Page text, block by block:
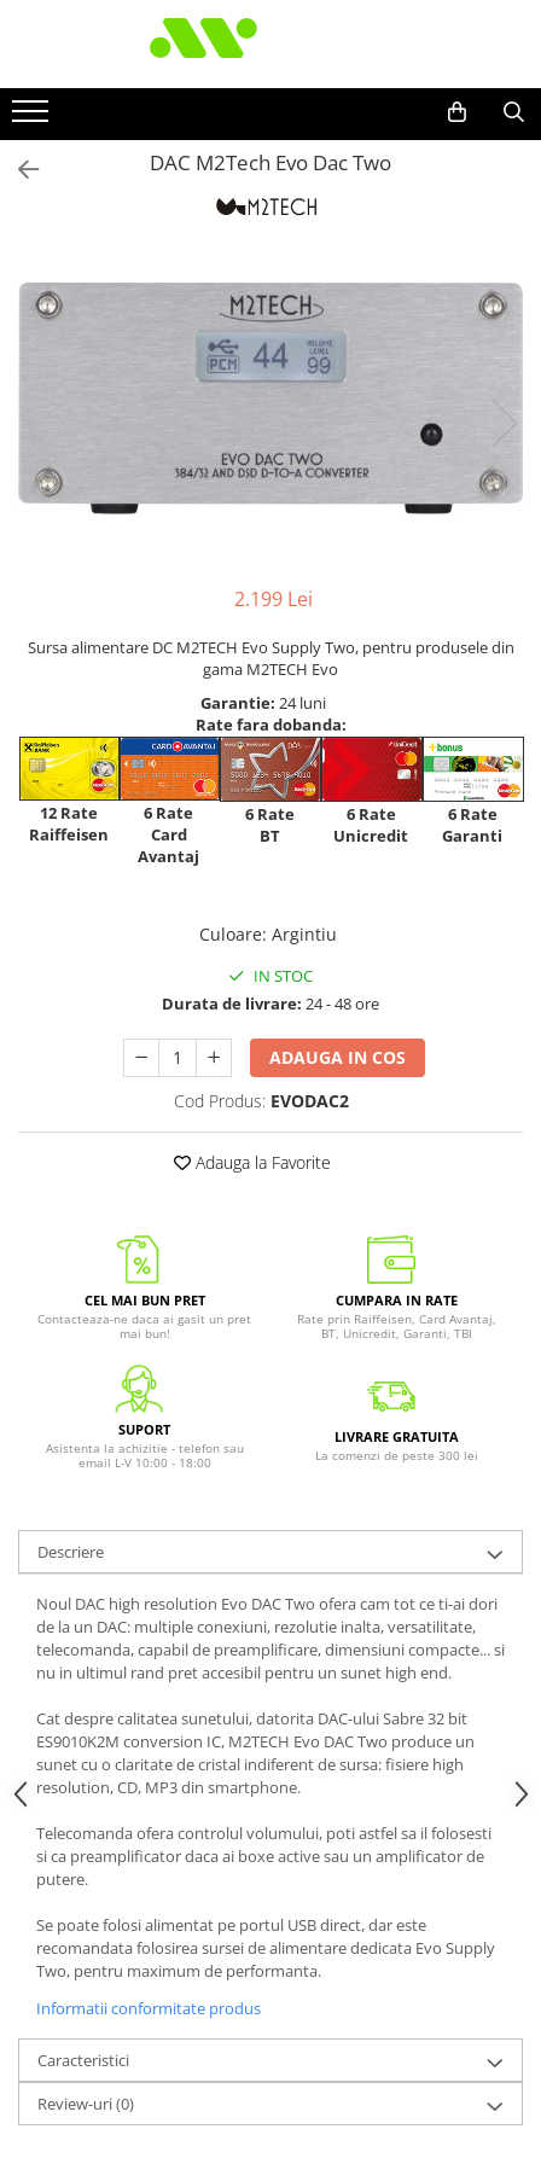
DAC M2Tech Evo Dac Two
2.199 Lei
Sursa alimentare DC M2TECH Evo Supply Two, pentru produsele din
gama M2TECH Evo
Garantie: 24 luni
Rate fara dobanda:
12 Rate
Raiffeisen
6 Rate
Card
Avantaj
6 Rate
BT
6 Rate
Unicredit
6 Rate
Garanti
Culoare: Argintiu
IN STOC
Durata de livrare: 24 - 48 ore
ADAUGA IN COS
Cod Produs: EVODAC2
Adauga la Favorite
CEL MAI BUN PRET
Contacteaza-ne daca ai gasit un pret
mai bun!
CUMPARA IN RATE
Rate prin Raiffeisen, Card Avantaj,
BT, Unicredit, Garanti, TBI
SUPORT
Asistenta la achizitie - telefon sau
email L-V 10:00 - 18:00
LIVRARE GRATUITA
La comenzi de peste 300 lei
Descriere
Noul DAC high resolution Evo DAC Two ofera cam tot ce ti-ai dori
de la un DAC: multiple conexiuni, rezolutie inalta, versatilitate,
telecomanda, capabil de preamplificare, dimensiuni compacte... si
nu in ultimul rand pret accesibil pentru un sunet high end.
Cat despre calitatea sunetului, datorita DAC-ului Sabre 32 bit
ES9010K2M conversion IC, M2TECH Evo DAC Two produce un
sunet cu o claritate de cristal indiferent de sursa: fisiere high
resolution, CD, MP3 din smartphone.
Telecomanda ofera controlul volumului, poti astfel sa il folosesti
si ca preamplificator daca ai boxe active sau un amplificator de
putere.
Se poate folosi alimentat pe portul USB direct, dar este
recomandata folosirea sursei de alimentare dedicata Evo Supply
Two, pentru maximum de performanta.
Informatii conformitate produs
Caracteristici
Review-uri(0)